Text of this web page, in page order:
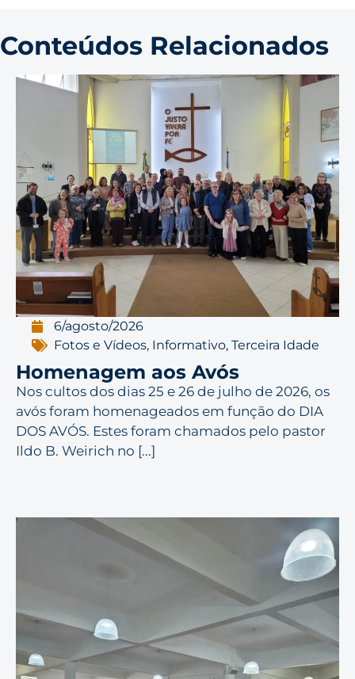
Conteúdos Relacionados
6/agosto/2026
Fotos e Vídeos, Informativo,Terceira Idade
Homenagem aos Avós
Nos cultos dos dias 25 e 26 de julho de 2026, os
avós foram homenageados em função do DIA
DOS AVÓS. Estes foram chamados pelo pastor
Ildo B. Weirich no [...]